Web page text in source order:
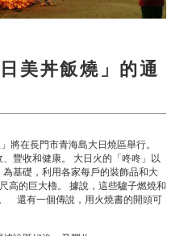
美丼飯燒」的通
將在長門市青海島大日燒區舉行。
豐收和健康。 大日火的「咚咚」以
基礎，利用各家每戶的裝飾品和大
高的巨大櫓。 據說，這些驢子燃燒和
還有一個傳說，用火燒書的開頭可